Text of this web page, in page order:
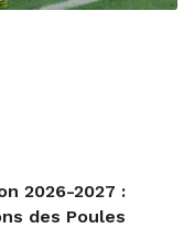
2026-2027 :
des Poules